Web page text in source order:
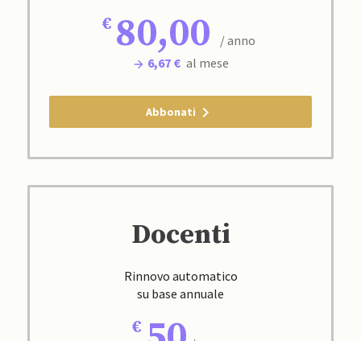
80,00
/ anno
6,67 € al mese
Abbonati
Docenti
Rinnovo automatico
su base annuale